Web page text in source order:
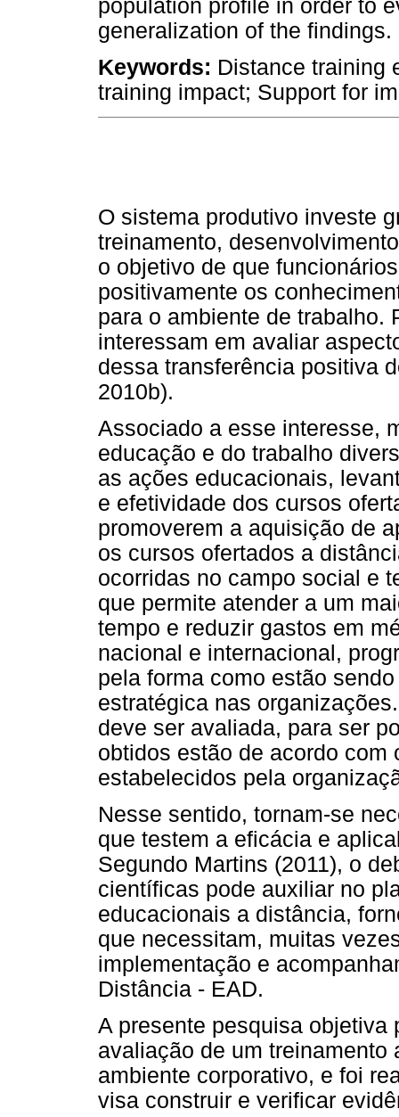
population profile in order to
generalization of the findings.
Keywords: Distance training
training impact; Support for
O sistema produtivo investe
treinamento,
o objetivo de que
positivamente os
para o ambiente de trabalho.
interessam em avaliar
dessa transferência positiva
2010b).
Associado a esse interesse,
educação e do trabalho
as ações educacionais,
e efetividade dos cursos
promoverem a aquisição de
os cursos ofertados a
ocorridas no campo social e
que permite atender a um
tempo e reduzir gastos em
nacional e internacional,
pela forma como estão
estratégica nas
deve ser avaliada, para ser
obtidos estão de acordo com
estabelecidos pela
Nesse sentido, tornam-se
que testem a eficácia e
Segundo Martins (2011), o
científicas pode auxiliar no
educacionais a distância,
que necessitam, muitas
implementação e
Distância - EAD.
A presente pesquisa objetiva
avaliação de um treinamento
ambiente corporativo, e foi
visa construir e verificar